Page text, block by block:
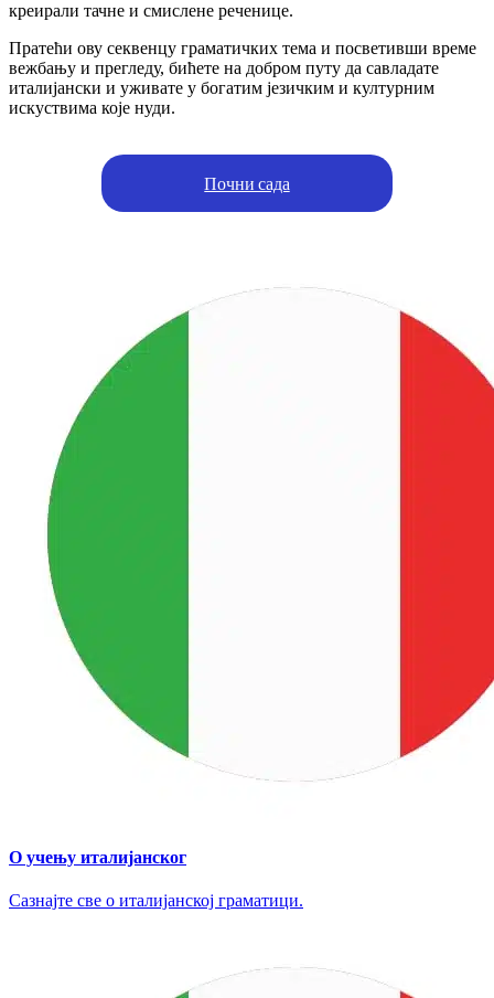
креирали тачне и смислене реченице.
Пратећи ову секвенцу граматичких тема и посветивши време
вежбању и прегледу, бићете на добром путу да савладате
италијански и уживате у богатим језичким и културним
искуствима које нуди.
Почни сада
О учењу италијанског
Сазнајте све о италијанској граматици.